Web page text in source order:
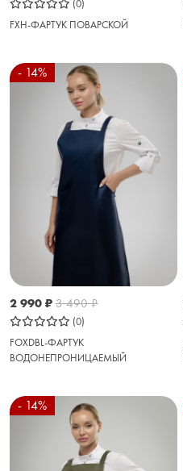
(0)
FXH-ФАРТУК ПОВАРСКОЙ
- 14%
2 990 ₽ 3 490₽
(0)
FOXDBL-ФАРТУК
ВОДОНЕПРОНИЦАЕМЫЙ
- 14%